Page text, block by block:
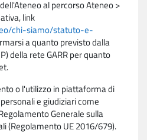
al percorso Ateneo >
link
chi-siamo/statuto-e-
a quanto previsto dalla
della rete GARR per quanto
o l'utilizzo in piattaforma di
e giudiziari come
Generale sulla
(Regolamento UE 2016/679).